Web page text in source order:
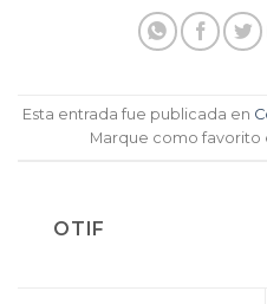
Esta entrada fue publicada en
Marque como favorito
OTIF